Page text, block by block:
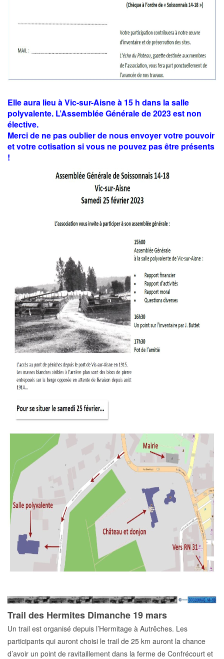
Elle aura lieu à Vic-sur-Aisne à 15 h dans la salle
polyvalente. L’Assemblée Générale de 2023 est non
élective.
Merci de ne pas oublier de nous envoyer votre pouvoir
et votre cotisation si vous ne pouvez pas être présents
!
Trail des Hermites Dimanche 19 mars
Un trail est organisé depuis l’Hermitage à Autrêches. Les
participants qui auront choisi le trail de 25 km auront la chance
d’avoir un point de ravitaillement dans la ferme de Confrécourt et